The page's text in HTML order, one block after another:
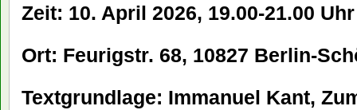
Zeit: 10. April 2026, 19.00-21.00 Uhr
Ort: Feurigstr. 68, 10827 Berlin-
Textgrundlage: Immanuel Kant,